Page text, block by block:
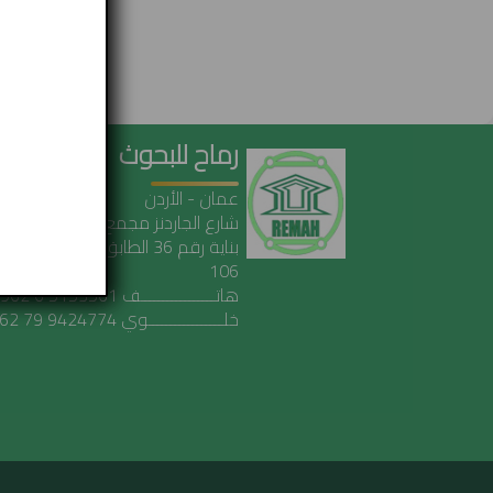
رماح للبحوث
عمان - الأردن
شارع الجاردنز مجمع خلف
بناية رقم 36 الطابق الأول مكتب رقم
106
هاتـــــــــــــــــف 5153561 6 962 00
خلـــــــــــــــــوي 9424774 79 962 00